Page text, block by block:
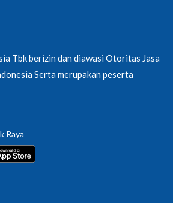
Tbk berizin dan diawasi Otoritas Jasa
Serta merupakan peserta
Raya